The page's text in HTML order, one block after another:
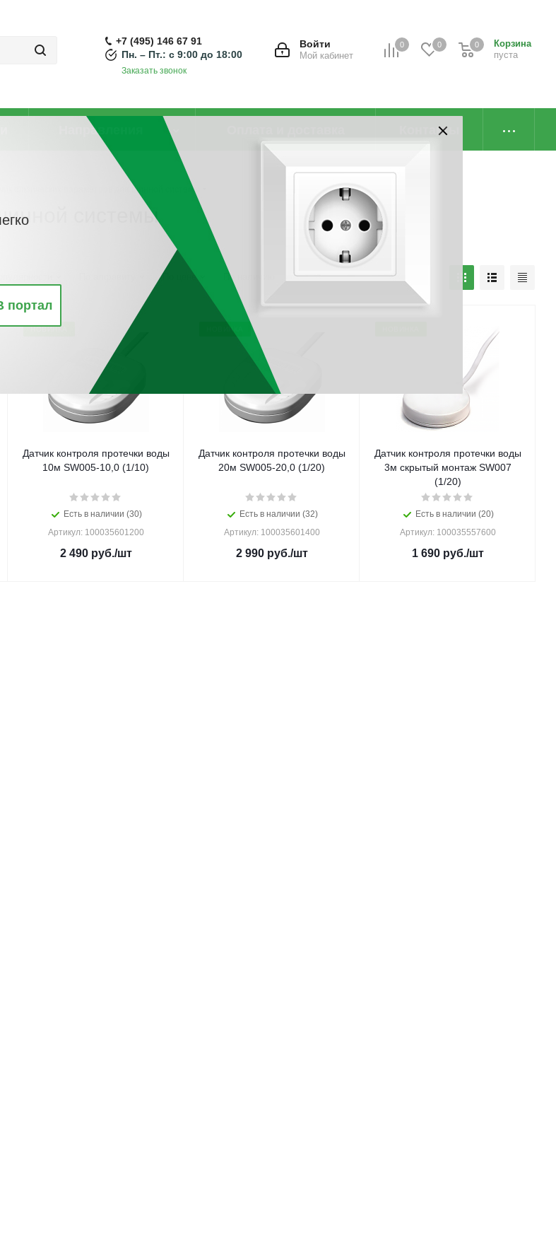
0 0
Корзина
пуста
0
Войти
Мой кабинет
+7 (495) 146 67 91
Пн. – Пт.: с 9:00 до 18:00
Заказать звонок
Направления Контакты
физических параметров для шинной системы
системы
По цене По наличию
НОВИНКА
Датчик контроля протечки воды
10м SW005-10,0 (1/10)
Есть в наличии (30)
Артикул: 100035601200
2 490руб./шт
НОВИНКА
Датчик контроля протечки воды
20м SW005-20,0 (1/20)
Есть в наличии (32)
Артикул: 100035601400
2 990руб./шт
Датчик контроля протечки воды
3м скрытый монтаж SW007
(1/20)
Есть в наличии (20)
Артикул: 100035557600
1 690руб./шт
портал